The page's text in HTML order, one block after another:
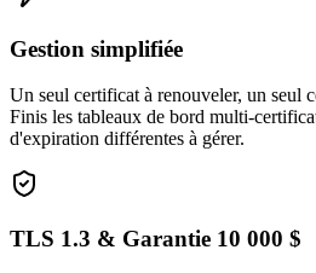
Gestion simplifiée
Un seul certificat à renouveler, un seul
Finis les tableaux de bord multi-
d'expiration différentes à gérer.
TLS 1.3 & Garantie 10 000 $